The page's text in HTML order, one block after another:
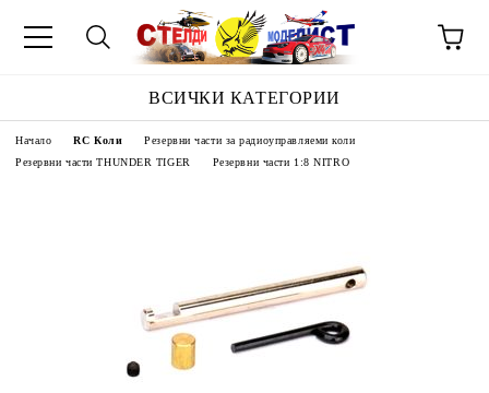
ВСИЧКИ КАТЕГОРИИ
Начало RC Коли
Резервни части за радиоуправляеми коли
Резервни части THUNDER TIGER
Резервни части 1:8 NITRO